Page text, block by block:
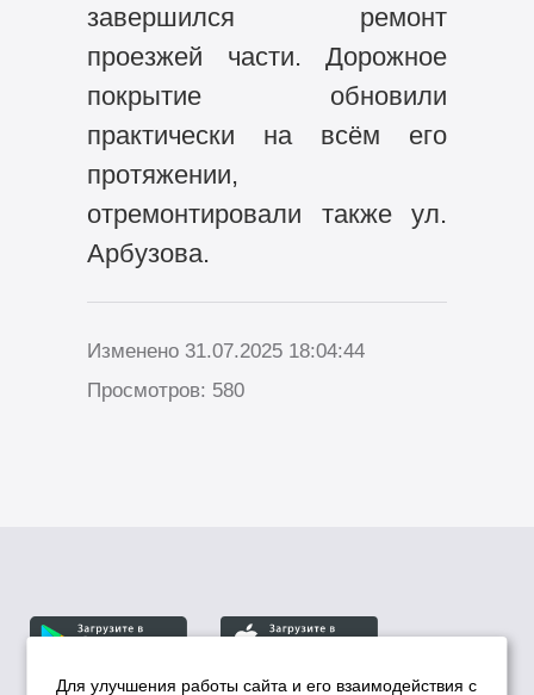
завершился ремонт
проезжей части. Дорожное
покрытие обновили
практически на всём его
протяжении,
отремонтировали также ул.
Арбузова.
Изменено 31.07.2025 18:04:44
Просмотров: 580
Для улучшения работы сайта и его взаимодействия с